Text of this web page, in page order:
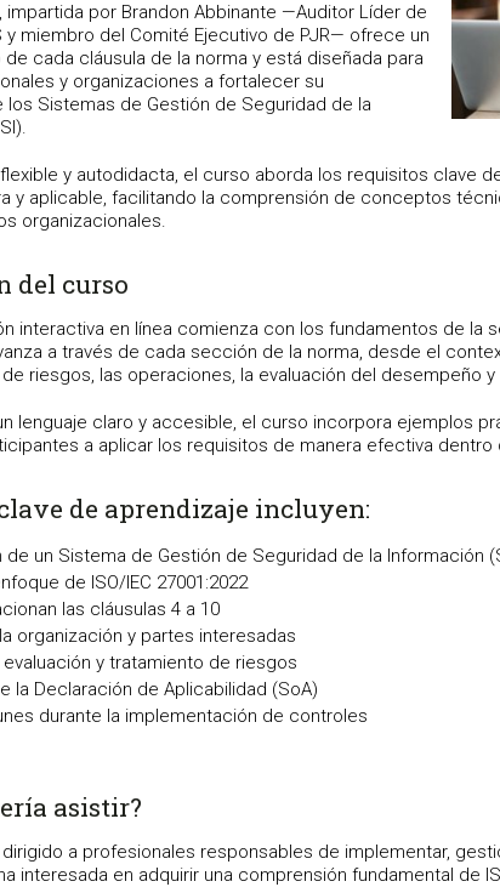
impartida por Brandon Abbinante —Auditor Líder de
y miembro del Comité Ejecutivo de PJR— ofrece un
cada cláusula de la norma y está diseñada para
y organizaciones a fortalecer su
los Sistemas de Gestión de Seguridad de la
y autodidacta, el curso aborda los requisitos clave
y aplicable, facilitando la comprensión de conceptos
organizacionales.
del curso
interactiva en línea comienza con los fundamentos de la
a través de cada sección de la norma, desde el
riesgos, las operaciones, la evaluación del desempeño y
lenguaje claro y accesible, el curso incorpora ejemplos
a aplicar los requisitos de manera efectiva
de aprendizaje incluyen:
de un Sistema de Gestión de Seguridad de la Información
de ISO/IEC 27001:2022
las cláusulas 4 a 10
organización y partes interesadas
y tratamiento de riesgos
la Declaración de Aplicabilidad (SoA)
durante la implementación de controles
asistir?
a profesionales responsables de implementar,
interesada en adquirir una comprensión fundamental de